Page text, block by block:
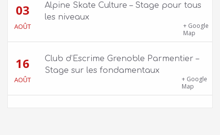
03
AOÛT
Alpine Skate Culture – Stage pour tous
les niveaux
+ Google
Map
16
AOÛT
Club d’Escrime Grenoble Parmentier –
Stage sur les fondamentaux
+ Google
Map